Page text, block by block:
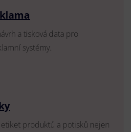
a tisková data pro
systémy.
produktů a potisků nejen